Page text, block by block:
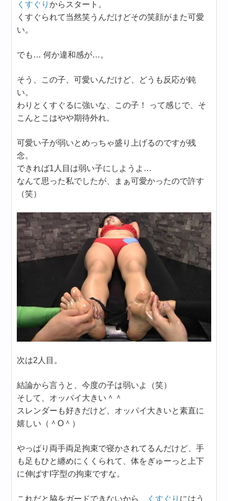
くすぐりからスタート。
くすぐられて当然笑うんだけどその笑顔がまた可愛
い。
でも… 何か違和感が…。
そう、この子、可愛いんだけど、どうも反応が鈍
い。
わりとくすぐるに強いな、この子！ って感じで、そ
こんとこはやや期待外れ。
可愛い子が弱いとめっちゃ盛り上げるのですが残
念。
できれば1人目は弱い子にしようよ…
なんて思った私でしたが、まぁ可愛かったので許す
（笑）
次は2人目。
結論から言うと、今度の子は弱いよ（笑）
そして、オッパイ大きい＾＾
スレンダーも好きだけど、オッパイ大きいと素直に
嬉しい（＾O＾）
やっぱり両手両足拘束で寝かされてるんだけど、手
も足もひと纏めにくくられて、体をぎゅーっと上下
に伸ばすI字型の拘束ですな。
これだと脇をガードできないから、 くすぐり にはう